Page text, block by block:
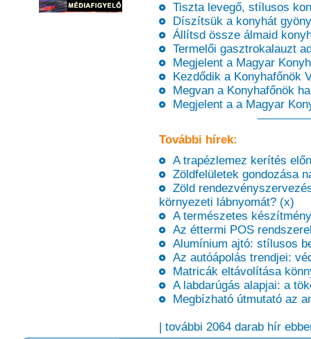
Tiszta levegő, stílusos
Díszítsük a konyhát
Állítsd össze álmaid
Termelői gasztrokalauzt
Megjelent a Magyar
Kezdődik a Konyhafőnök
Megvan a Konyhafőnök
Megjelent a a Magyar
További hírek:
A trapézlemez kerítés
Zöldfelületek gondozása
Zöld
környezeti lábnyomát? (x)
A természetes
Az éttermi POS
Alumínium ajtó: stílusos
Az autóápolás trendjei:
Matricák eltávolítása
A labdarúgás alapjai: a
Megbízható útmutató az
| további 2064 darab hír